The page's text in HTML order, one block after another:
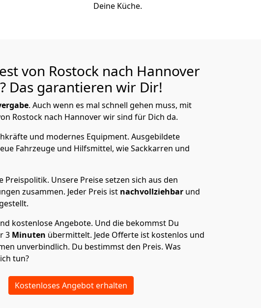
Deine Küche.
von Rostock nach Hannover
Das garantieren wir Dir!
. Auch wenn es mal schnell gehen muss, mit
Rostock nach Hannover wir sind für Dich da.
und modernes Equipment. Ausgebildete
Fahrzeuge und Hilfsmittel, wie Sackkarren und
Preispolitik. Unsere Preise setzen sich aus den
zusammen. Jeder Preis ist nachvollziehbar und
kostenlose Angebote. Und die bekommst Du
3 Minuten übermittelt. Jede Offerte ist kostenlos und
unverbindlich. Du bestimmst den Preis. Was
tun?
Kostenloses Angebot erhalten